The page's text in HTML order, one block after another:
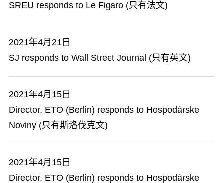
SREU responds to Le Figaro (只有法文)
2021年4月21日
SJ responds to Wall Street Journal (只有英文)
2021年4月15日
Director, ETO (Berlin) responds to Hospodárske
Noviny (只有斯洛伐克文)
2021年4月15日
Director, ETO (Berlin) responds to Hospodárske